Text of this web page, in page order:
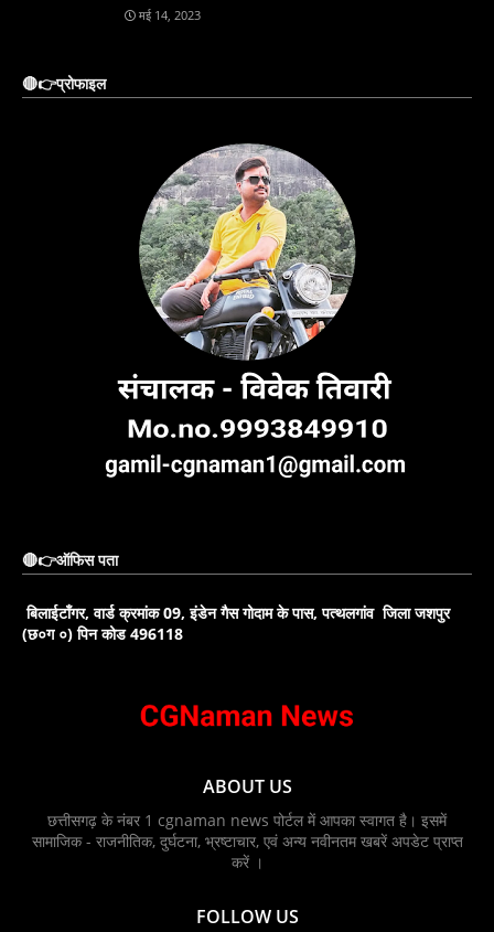
मई 14, 2023
🔴👉प्रोफाइल
🔴👉ऑफिस पता
बिलाईटाँगर, वार्ड क्रमांक 09, इंडेन गैस गोदाम के पास, पत्थलगांव जिला जशपुर
(छ०ग ०) पिन कोड 496118
ABOUT US
छत्तीसगढ़ के नंबर 1 cgnaman news पोर्टल में आपका स्वागत है। इसमें
सामाजिक - राजनीतिक, दुर्घटना, भ्रष्टाचार, एवं अन्य नवीनतम खबरें अपडेट प्राप्त
करें ।
FOLLOW US